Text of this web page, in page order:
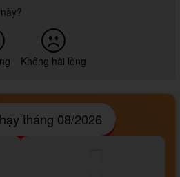
Không hài lòng
tháng 08/2026